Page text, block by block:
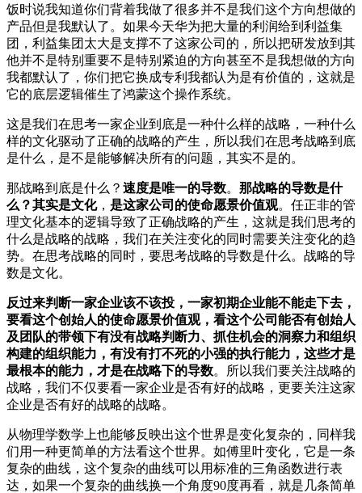
饭时说我知道你们背着我做了很多并不是我们这个方向想做的
产品但是我默认了。如果今天华为把大量的利润给到利益集
团，利益集团太大是支撑不了这家公司的，所以把研发放到其
他并不是特别重要不是特别紧迫的方向甚至不是我想做的方向
我都默认了，你们把它换成专利我都认为是有价值的，这就是
它的底层逻辑催生了鸿蒙这个操作系统。
这是我们在思考一家企业到底是一种什么样的战略，一种什么
样的文化驱动了正确的战略的产生，所以我们在思考战略到底
是什么，是不是能够解决所有的问题，其实不是的。
那战略到底是什么？ 速度是唯一的导数。 那战略的导数是什
么？其实是文化， 是这家公司的使命愿景价值观。任正非的管
理文化基本的逻辑导致了正确战略的产生，这就是我们思考的
什么是战略的战略，我们在关注变化的同时需要关注变化的趋
势。在思考战略的同时，要思考战略的导数是什么。战略的导
数是文化。
反过来判断一家企业该不该投，一家初期企业能不能走下去，
要看这个创始人的使命愿景价值观，看这个公司能否有创始人
及团队的带领下有没有战略判断力、抓住机会的洞察力和组织
构建的组织能力，有没有打不死的小强的执行能力，这些才是
最根本的能力，才是在战略下的导数。所以我们要关注战略的
战略，我们不仅要看一家企业是否有好的战略，更要关注这家
企业是否有好的战略的战略。
从物理学数学上也能够反映出这个世界是变化复杂的，同样我
们用一种更简单的方法看这个世界。如傅里叶变化，它是一条
复杂的曲线，这个复杂的曲线可以用标准的三角函数进行表
达，如果一个复杂的曲线换一个角度90度再看，就是几条简单